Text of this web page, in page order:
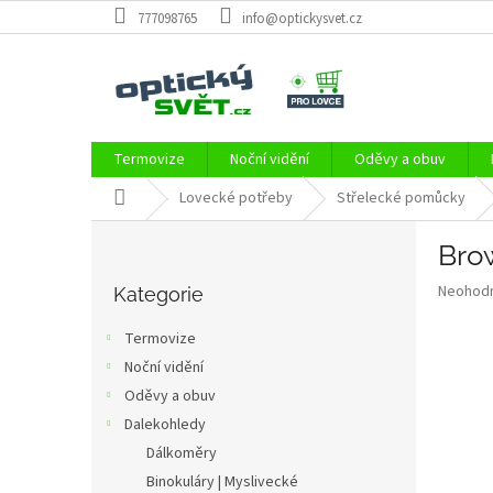
na
777098765 info@optickysvet.cz
Termovize Noční vidění Oděvy a obuv
Domů Lovecké potřeby Střelecké pomůcky
kategorie
Kategorie
Termovize
Noční vidění
Oděvy a obuv
Dalekohledy
Dálkoměry
Binokuláry | Myslivecké